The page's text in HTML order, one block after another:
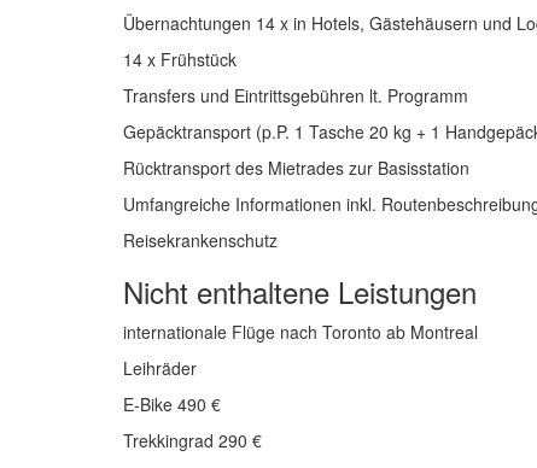
Übernachtungen 14 x in Hotels, Gästehäusern und
14 x Frühstück
Transfers und Eintrittsgebühren lt. Programm
Gepäcktransport (p.P. 1 Tasche 20 kg + 1
Rücktransport des Mietrades zur Basisstation
Umfangreiche Informationen inkl.
Reisekrankenschutz
Nicht enthaltene Leistungen
internationale Flüge nach Toronto ab Montreal
Leihräder
E-Bike 490 €
Trekkingrad 290 €